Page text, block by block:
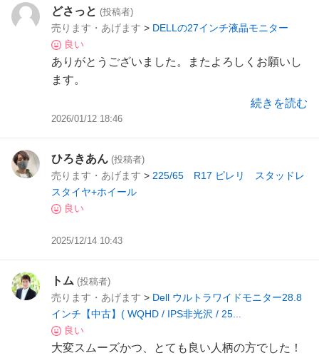
どさっと (投稿者)
売ります・あげます > DELLの27インチ液晶モニター
良い
ありがとうございました。またよろしくお願いし
ます。
続きを読む
2026/01/12 18:46
ひろきあん (投稿者)
売ります・あげます > 225/65 R17 ピレリ スタッドレ
スタイヤ+ホイール
良い
2025/12/14 10:43
トム (投稿者)
売ります・あげます > Dell ウルトラワイドモニター28.8
インチ【中古】( WQHD / IPS非光沢 / 25...
良い
大変スムーズかつ、とても良い人柄の方でした！